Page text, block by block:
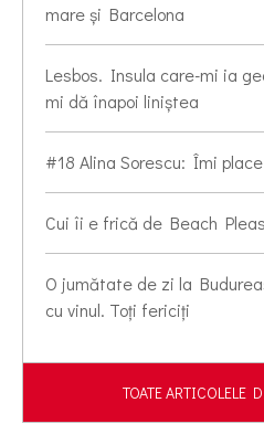
mare și Barcelona
Lesbos. Insula care-mi ia
mi dă înapoi liniștea
#18 Alina Sorescu: Îmi
Cui îi e frică de Beach
O jumătate de zi la
cu vinul. Toți fericiți
TOATE ARTICOLELE